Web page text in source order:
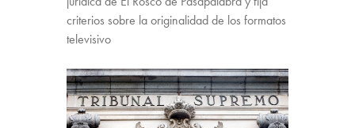
criterios sobre la originalidad de los formatos
televisivo